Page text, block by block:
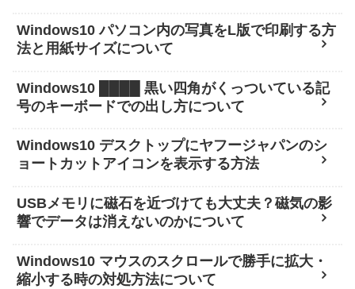
Windows10 パソコン内の写真をL版で印刷する方
法と用紙サイズについて
Windows10 ████ 黒い四角がくっついている記
号のキーボードでの出し方について
Windows10 デスクトップにヤフージャパンのシ
ョートカットアイコンを表示する方法
USBメモリに磁石を近づけても大丈夫？磁気の影
響でデータは消えないのかについて
Windows10 マウスのスクロールで勝手に拡大・
縮小する時の対処方法について